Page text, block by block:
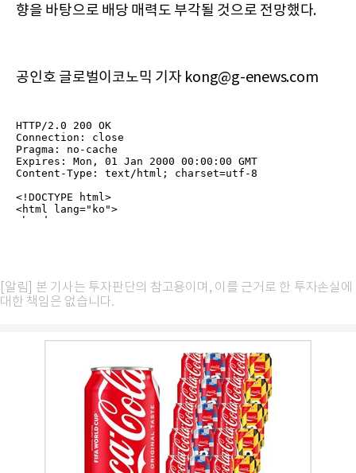
향을 바탕으로 배당 매력도 부각될 것으로 전망했다.
공인호 글로벌이코노믹 기자 kong@g-enews.com
[알림] 본 기사는 투자판단의 참고용이며, 이를 근거로 한 투자손실에
대한 책임은 없습니다.